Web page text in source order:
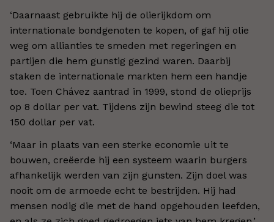
‘Daarnaast gebruikte hij de olierijkdom om
internationale bondgenoten te kopen, of gaf hij olie
weg om allianties te smeden met regeringen en
partijen die hem gunstig gezind waren. Daarbij
staken de internationale markten hem een handje
toe. Toen Chávez aantrad in 1999, stond de olieprijs
op 8 dollar per vat. Tijdens zijn bewind steeg die tot
150 dollar per vat.
‘Maar in plaats van een sterke economie uit te
bouwen, creëerde hij een systeem waarin burgers
afhankelijk werden van zijn gunsten. Zijn doel was
nooit om de armoede echt te bestrijden. Hij had
mensen nodig die met de hand opgehouden leefden,